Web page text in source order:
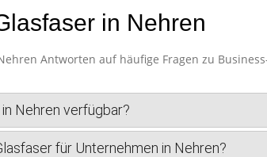
in Nehren
Antworten auf häufige Fragen zu
Nehren verfügbar?
für Unternehmen in Nehren?